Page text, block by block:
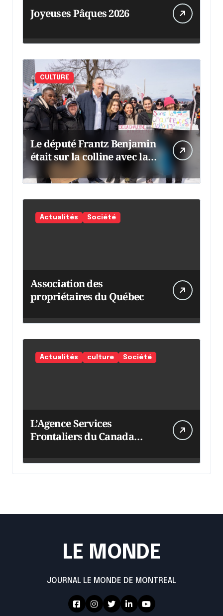
Joyeuses Pâques 2026
CULTURE
Le député Frantz Benjamin
était sur la colline avec la
chaumine
Actualités Société
Association des
propriétaires du Québec
Actualités culture Société
L’Agence Services
Frontaliers du Canada
LE MONDE
JOURNAL LE MONDE DE MONTREAL